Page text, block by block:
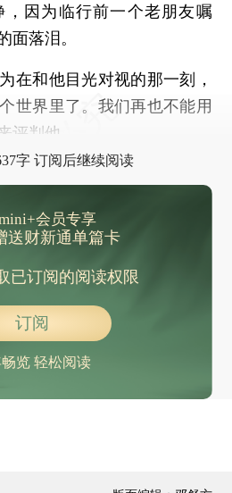
因为临行前一个老朋友嘱
面落泪。
和他目光对视的那一刻，
世界里了。我们再也不能用
评判他。
字 订阅后继续阅读
会员专享
送财新通单篇卡
已订阅的阅读权限
订阅
览 轻松阅读